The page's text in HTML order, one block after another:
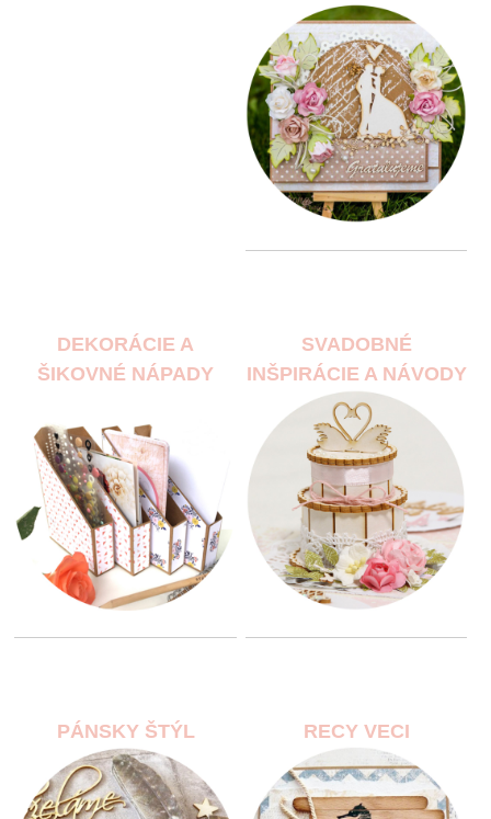
DEKORÁCIE A
ŠIKOVNÉ NÁPADY
SVADOBNÉ
INŠPIRÁCIE A NÁVODY
PÁNSKY ŠTÝL RECY VECI